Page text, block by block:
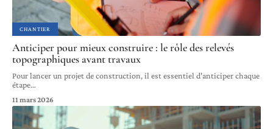
CHANTIER
Anticiper pour mieux construire : le rôle des relevés
topographiques avant travaux
Pour lancer un projet de construction, il est essentiel d'anticiper chaque
étape…
11 mars 2026